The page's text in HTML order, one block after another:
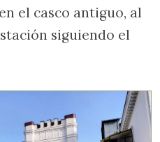
el casco antiguo, al
siguiendo el